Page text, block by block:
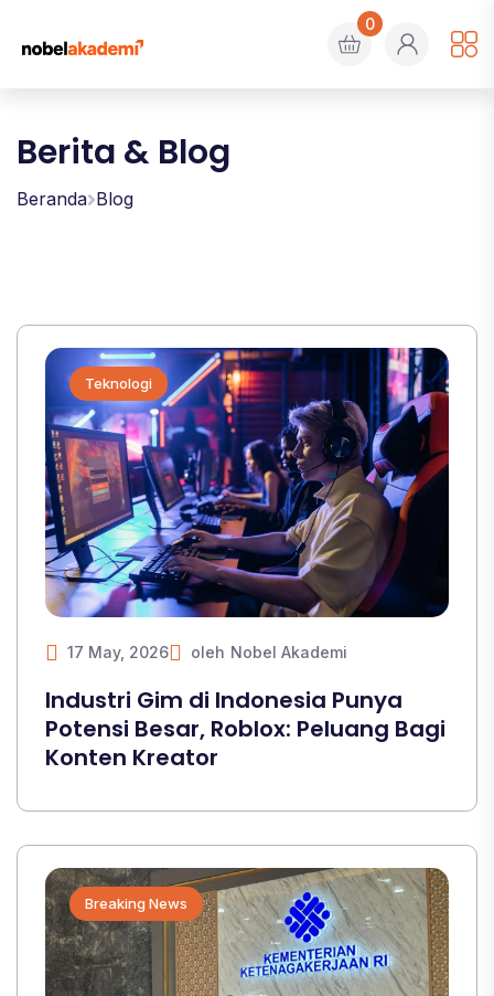
0
Berita & Blog
Beranda Blog
Teknologi
17 May, 2026 oleh Nobel Akademi
Industri Gim di Indonesia Punya
Potensi Besar, Roblox: Peluang Bagi
Konten Kreator
Breaking News